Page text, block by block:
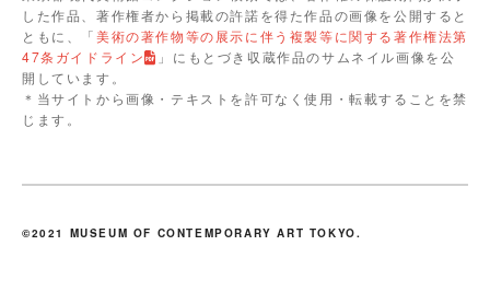
した作品、著作権者から掲載の許諾を得た作品の画像を公開すると
ともに、「美術の著作物等の展示に伴う複製等に関する著作権法第
47条ガイドライン
」にもとづき収蔵作品のサムネイル画像を公
開しています。
＊当サイトから画像・テキストを許可なく使用・転載することを禁
じます。
©2021 MUSEUM OF CONTEMPORARY ART TOKYO.